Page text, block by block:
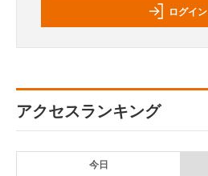
ログイン
アクセスランキング
今日